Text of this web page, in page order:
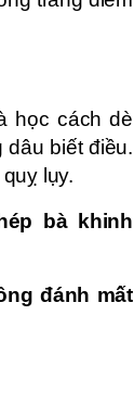
học cách dè
biết điều.
lụy.
bà khinh
đánh mất